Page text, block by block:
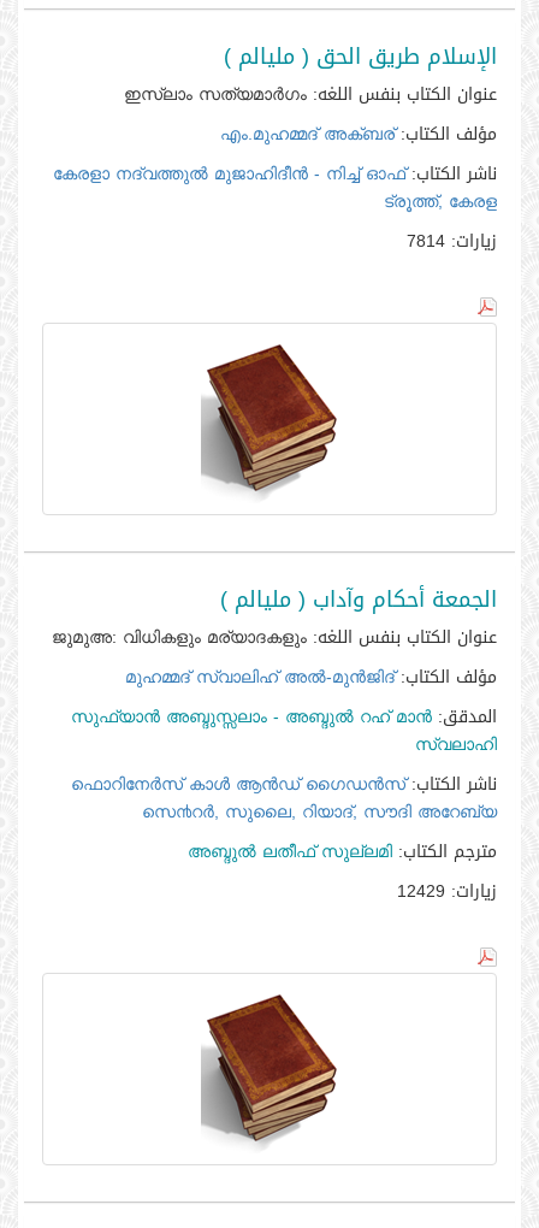
الإسلام طريق الحق ( مليالم )
عنوان الكتاب بنفس اللغه:
مؤلف الكتاب: എം.മുഹമ്മദ്‌ അക്‌ബര്‍
ناشر الكتاب: കേരളാ നദ്‌വത്തുല്‍ മുജാഹിദീന്‍ - നിച്ച്‌ ഓഫ്‌
ട്രൂത്ത്‌, കേരള
زيارات:
الجمعة أحكام وآداب ( مليالم )
عنوان الكتاب بنفس اللغه:
مؤلف الكتاب: മുഹമ്മദ്‌ സ്വാലിഹ്‌ അല്‍-മുന്‍ജിദ്‌
المدقق: സുഫ്‌യാന്‍ അബ്ദുസ്സലാം - അബ്ദുല്‍ റഹ്‌ മാന്‍
സ്വലാഹി
ناشر الكتاب: ഫൊറിനേര്‍സ്‌ കാള്‍ ആന്‍ഡ്‌ ഗൈഡന്‍സ്‌
സെ൯റര്‍, സുലൈ, റിയാദ്‌, സൗദി അറേബ്യ
مترجم الكتاب: അബ്ദുല്‍ ലതീഫ്‌ സുല്ലമി
زيارات: